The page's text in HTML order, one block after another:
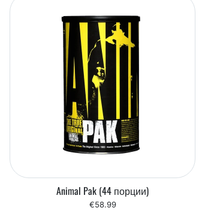
Animal Pak (44 порции)
€58.99